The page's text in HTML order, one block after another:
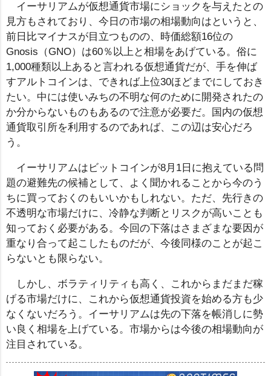
イーサリアムが仮想通貨市場にショックを与えたとの
見方もされており、今日の市場の相場動向はというと、
前日比マイナスが目立つものの、時価総額16位の
Gnosis（GNO）は60％以上と相場をあげている。俗に
1,000種類以上あると言われる仮想通貨だが、手を伸ば
すアルトコインは、できれば上位30ほどまでにしておき
たい。中には使いみちの不明な何のために開発されたの
か分からないものもあるので注意が必要だ。国内の仮想
通貨取引所を利用するのであれば、この辺は安心だろ
う。
イーサリアムはビットコインが8月1日に抱えている問
題の避難先の候補として、よく聞かれることから今のう
ちに買っておくのもいいかもしれない。ただ、先行きの
不透明な市場だけに、冷静な判断とリスクが高いことも
知っておく必要がある。今回の下落はさまざまな要因が
重なり合って起こしたものだが、今後同様のことが起こ
らないとも限らない。
しかし、ボラティリティも高く、これからまだまだ稼
げる市場だけに、これから仮想通貨投資を始める方も少
なくないだろう。イーサリアムは先の下落を帳消しに勢
い良く相場を上げている。市場からは今後の相場動向が
注目されている。